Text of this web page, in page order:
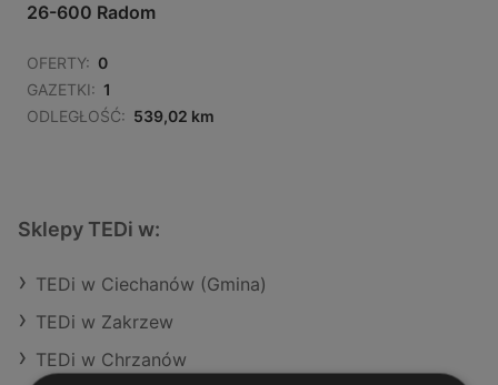
26-600 Radom
OFERTY: 0
GAZETKI: 1
ODLEGŁOŚĆ: 539,02 km
Sklepy TEDi w:
TEDi w Ciechanów (Gmina)
TEDi w Zakrzew
TEDi w Chrzanów